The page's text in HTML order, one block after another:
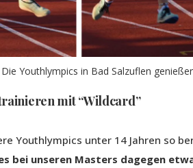
Die Youthlympics in Bad Salzuflen
mit “Wildcard”
Youthlympics unter 14 Jahren so
bei unseren Masters dagegen